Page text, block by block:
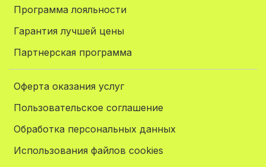
Программа лояльности
Гарантия лучшей цены
Партнерская программа
Оферта оказания услуг
Пользовательское соглашение
Обработка персональных данных
Использования файлов cookies